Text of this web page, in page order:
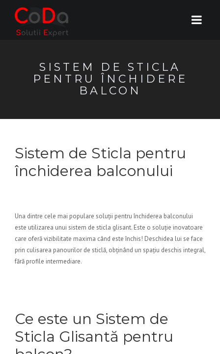
SISTEM DE STICLA
PENTRU ÎNCHIDERE
BALCON
Sistem de Sticla pentru
închiderea balconului
Una dintre cele mai populare soluții pentru închiderea balconului
este utilizarea unui sistem de sticla glisant. Este o soluție inovatoare
care oferă vizibilitate maxima când este închis! Deschidea lui se face
prin culisarea panourilor de sticlă, obținând un spațiu deschis integral,
fără profile intermediare.
Ce este un Sistem de
Sticla Glisantă pentru